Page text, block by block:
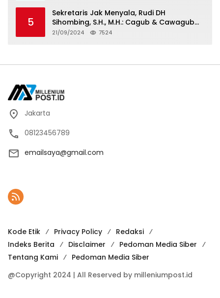
Standar Baru untuk Produktivitas di Mana
Saja
5
Sekretaris Jak Menyala, Rudi DH
Sihombing, S.H., M.H.: Cagub & Cawagub
DKI Jakarta Pramono Anung dan Rano
21/09/2024 7524
Jakarta
08123456789
emailsaya@gmail.com
Kode Etik Privacy Policy
Redaksi
Indeks Berita
Disclaimer
Pedoman Media Siber
Tentang Kami
Pedoman Media Siber
@Copyright 2024 | All Reserved by milleniumpost.id